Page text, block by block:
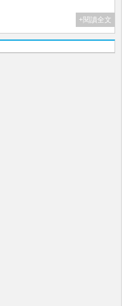
+閱讀全文